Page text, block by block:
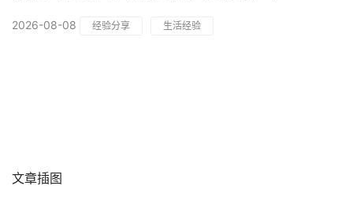
2026-08-08 经验分享 生活经验
文章插图